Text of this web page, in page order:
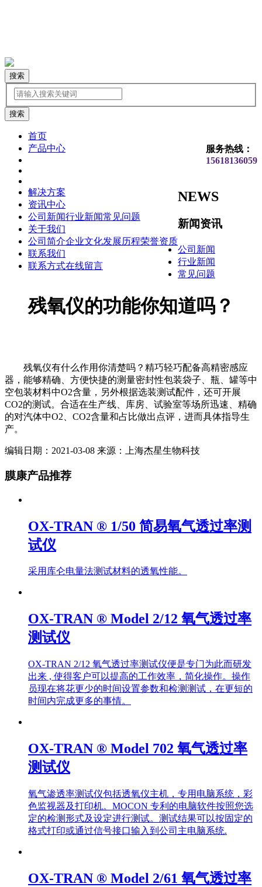
搜索
服务热线：
15618136059
首页
产品中心
解决方案
资讯中心
公司新闻行业新闻常见问题
关于我们
公司简介企业文化发展历程荣誉资质
联系我们
联系方式在线留言
NEWS
新闻资讯
公司新闻
行业新闻
常见问题
残氧仪的功能你知道吗？
残氧仪有什么作用你清楚吗？精巧轻巧配备高精密感应
器，能够精确、方便快捷的测量密封性包装袋子、瓶、罐等中
空包装材料中O2含量，另外根据选装测试配件，还可开展
CO2的测试。合适在生产线、库房、试验室等场所迅速、精确
的对汽体中O2、CO2含量和占比做出点评，进而具体指导生
产。
编辑日期：2021-03-08 来源：上海杰星生物科技
膜康产品推荐
OX-TRAN ® 1/50 简易氧气透过率测
试仪
采用库仑电量法测试材料的透氧性能。
OX-TRAN ® Model 2/12 氧气透过率
测试仪
OX-TRAN 2/12 氧气透过率测试仪便是专门为此而研发
出来 , 使得客户可以提高的工作效率，简化操作。操作
员现在将花更少的时间设置参数和检测测试，在更短的
时间内完成更多的事情。
OX-TRAN ® Model 702 氧气透过率
测试仪
氧气渗透率测试仪包括透氧仪主机，专用电脑系统，彩
色监视器及打印机。MOCON 专利的电脑软件按照您选
定的检测形式及设定进行测试。测试结果可以按固定的
格式打印或通过信号接口输入到公司主电脑系统.
OX-TRAN ® Model 2/61 氧气透过率